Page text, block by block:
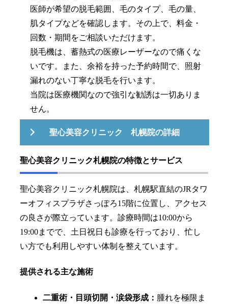
医師が希望の脱毛範囲、毛のタイプ、毛の量、
肌タイプなどを確認します。その上で、料金・
回数・期間をご相談いただけます。
脱毛機は、蓄熱式の医療レーザーなので痛くな
いです。また、余裕を持った予約時間で、照射
漏れのない丁寧な脱毛を行います。
当院は医療機関なので強引な勧誘は一切ありま
せん。
聖心美容クリニック 札幌院の詳細
聖心美容クリニック札幌院の特徴とサービス
聖心美容クリニック札幌院は、札幌駅直結のJRタワ
ーオフィスプラザさっぽろ15階に位置し、アクセス
の良さが際立っています。診療時間は10:00から
19:00までで、土日祝日も診療を行っており、忙し
い方でも利用しやすい体制を整えています。
提供される主な施術
二重術・目頭切開・涙袋形成： 腫れを極限ま